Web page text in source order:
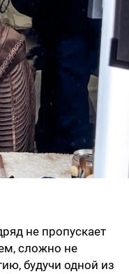
не пропускает
сложно не
будучи одной из